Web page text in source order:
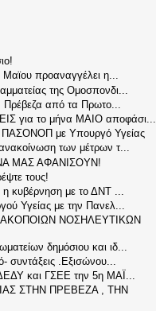
Μαϊου προαναγγέλει η...
της Ομοσπονδι...
Πρέβεζα από τα Πρωτο...
για το μήνα ΜΑΙΟ αποφάσι...
ΠΑΣΟΝΟΠ με Υπουργό Υγείας
των μέτρων τ...
ΜΑΣ ΑΦΑΝΙΣΟΥΝ!
τους!
κυβέρνηση με το ΔΝΤ ...
Υγείας με την Πανελ...
ΝΟΣΗΛΕΥΤΙΚΩΝ
δημόσιου και ιδ...
συντάξεις .Εξισώνου...
και ΓΣΕΕ την 5η ΜΑΪ...
ΣΤΗΝ ΠΡΕΒΕΖΑ , ΤΗΝ